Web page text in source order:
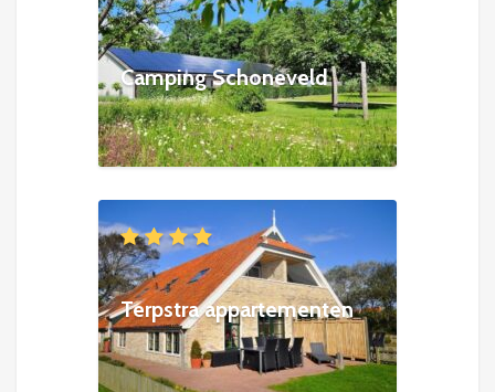
Camping Schoneveld
Terpstra appartementen